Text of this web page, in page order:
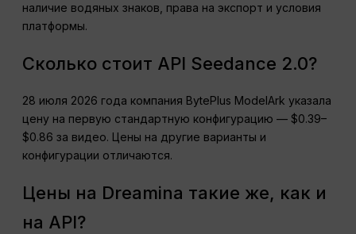
наличие водяных знаков, права на экспорт и условия
платформы.
Сколько стоит API Seedance 2.0?
28 июля 2026 года компания BytePlus ModelArk указала
цену на первую стандартную конфигурацию — $0.39–
$0.86 за видео. Цены на другие варианты и
конфигурации отличаются.
Цены на Dreamina такие же, как и
на API?